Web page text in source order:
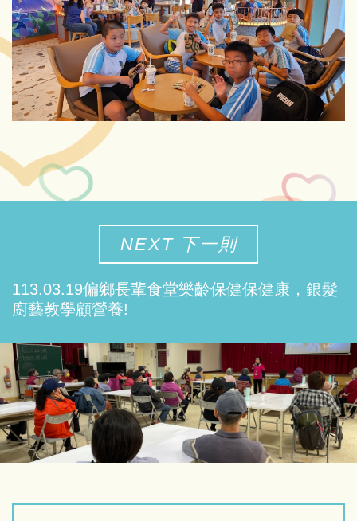
NEXT 下一則
113.03.19偏鄉長輩食堂樂齡保健保健康，銀髮
廚藝教學顧營養!